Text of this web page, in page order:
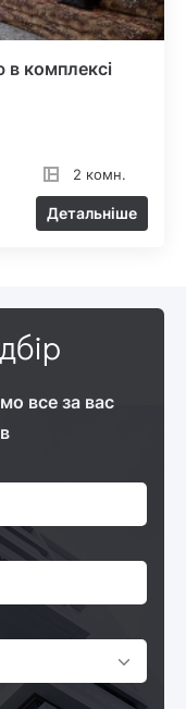
комплексі
2 комн.
Детальніше
все за вас